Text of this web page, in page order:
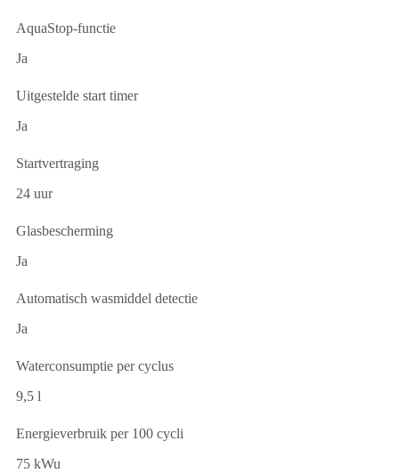
AquaStop-functie
Ja
Uitgestelde start timer
Ja
Startvertraging
24 uur
Glasbescherming
Ja
Automatisch wasmiddel detectie
Ja
Waterconsumptie per cyclus
9,5 l
Energieverbruik per 100 cycli
75 kWu